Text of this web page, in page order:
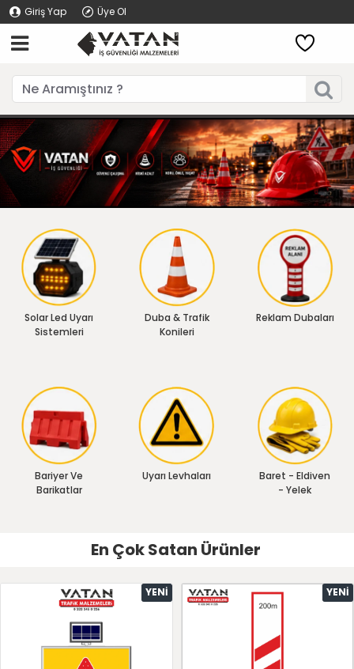
Giriş Yap Üye Ol
Solar Led Uyarı
Sistemleri
Duba & Trafik
Konileri
Reklam Dubaları
Bariyer Ve
Barikatlar
Uyarı Levhaları
Baret - Eldiven
- Yelek
En Çok Satan Ürünler
YENI YENI